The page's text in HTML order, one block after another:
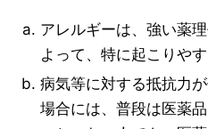
アレルギーは、強い薬
よって、特に起こりやす
病気等に対する抵抗力
場合には、普段は医薬